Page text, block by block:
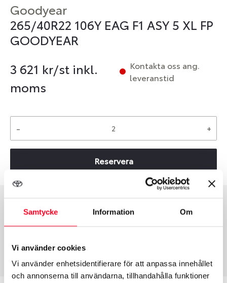
Samtycke Information Om
Vi använder cookies
Vi använder enhetsidentifierare för att anpassa innehållet
och annonserna till användarna, tillhandahålla funktioner
Goodyear
265/40R22 106Y EAG F1 ASY 5 XL FP
GOODYEAR
3 621 kr/st inkl.
moms
Kontakta oss ang.
leveranstid
- +
Reservera
Däcktyp
USA, 4x4
Däckstorlek
265/40 R 22 106Y
2477